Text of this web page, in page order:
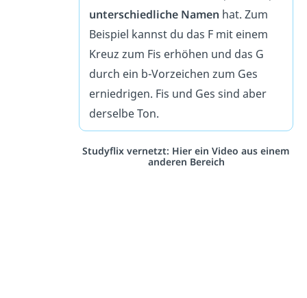
unterschiedliche Namen hat. Zum
Beispiel kannst du das F mit einem
Kreuz zum Fis erhöhen und das G
durch ein b-Vorzeichen zum Ges
erniedrigen. Fis und Ges sind aber
derselbe Ton.
Studyflix vernetzt: Hier ein Video aus einem
anderen Bereich